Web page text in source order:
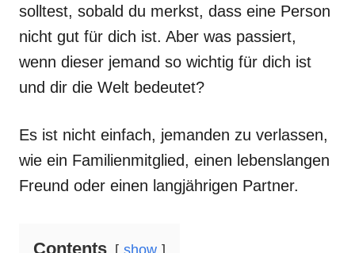
solltest, sobald du merkst, dass eine Person
nicht gut für dich ist. Aber was passiert,
wenn dieser jemand so wichtig für dich ist
und dir die Welt bedeutet?
Es ist nicht einfach, jemanden zu verlassen,
wie ein Familienmitglied, einen lebenslangen
Freund oder einen langjährigen Partner.
Contents show